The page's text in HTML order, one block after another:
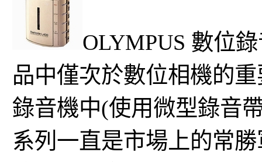
OLYMPUS 數位
品中僅次於數位相機的
錄音機中(使用微型錄音
系列一直是市場上的常